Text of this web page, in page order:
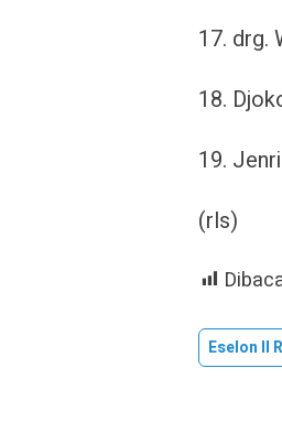
17. drg.
18.
19.
(rls)
Eselon II